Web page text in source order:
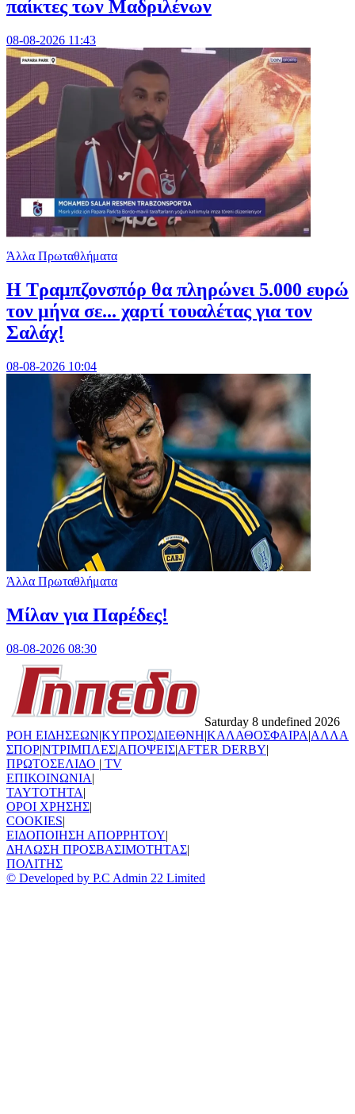
παίκτες των Μαδριλένων
08-08-2026 11:43
Άλλα Πρωταθλήματα
Η Τραμπζονσπόρ θα πληρώνει 5.000 ευρώ
τον μήνα σε... χαρτί τουαλέτας για τον
Σαλάχ!
08-08-2026 10:04
Άλλα Πρωταθλήματα
Μίλαν για Παρέδες!
08-08-2026 08:30
Saturday 8 undefined 2026
ΡΟΗ ΕΙΔΗΣΕΩΝ|ΚΥΠΡΟΣ|ΔΙΕΘΝΗ|ΚΑΛΑΘΟΣΦΑΙΡΑ|ΑΛΛΑ
ΣΠΟΡ|ΝΤΡΙΜΠΛΕΣ|ΑΠΟΨΕΙΣ|AFTER DERBY|
ΠΡΩΤΟΣΕΛΙΔΟ | TV
ΕΠΙΚΟΙΝΩΝΙΑ|
TAYTOTHTA|
ΟΡΟΙ ΧΡΗΣΗΣ|
COOKIES|
ΕΙΔΟΠΟΙΗΣΗ ΑΠΟΡΡΗΤΟΥ|
ΔΗΛΩΣΗ ΠΡΟΣΒΑΣΙΜΟΤΗΤΑΣ|
ΠΟΛΙΤΗΣ
© Developed by P.C Admin 22 Limited